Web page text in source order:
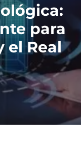
para
el Real